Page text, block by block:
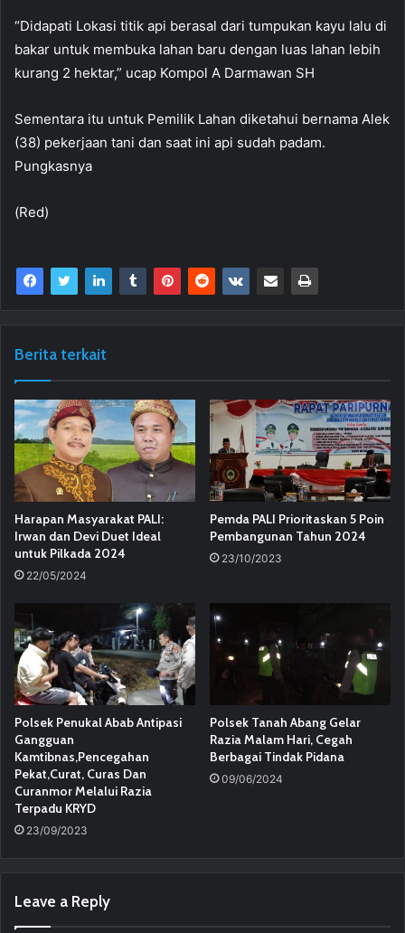
“Didapati Lokasi titik api berasal dari tumpukan kayu lalu di
bakar untuk membuka lahan baru dengan luas lahan lebih
kurang 2 hektar,” ucap Kompol A Darmawan SH
Sementara itu untuk Pemilik Lahan diketahui bernama Alek
(38) pekerjaan tani dan saat ini api sudah padam.
Pungkasnya
(Red)
Berita terkait
Harapan Masyarakat PALI:
Irwan dan Devi Duet Ideal
untuk Pilkada 2024
22/05/2024
Pemda PALI Prioritaskan 5 Poin
Pembangunan Tahun 2024
23/10/2023
Polsek Penukal Abab Antipasi
Gangguan
Kamtibnas,Pencegahan
Pekat,Curat, Curas Dan
Curanmor Melalui Razia
Terpadu KRYD
23/09/2023
Polsek Tanah Abang Gelar
Razia Malam Hari, Cegah
Berbagai Tindak Pidana
09/06/2024
Leave a Reply